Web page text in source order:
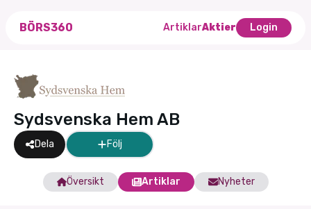
BÖRS360 ArtiklarAktier Login
Sydsvenska Hem AB
Dela Följ
Översikt Artiklar Nyheter